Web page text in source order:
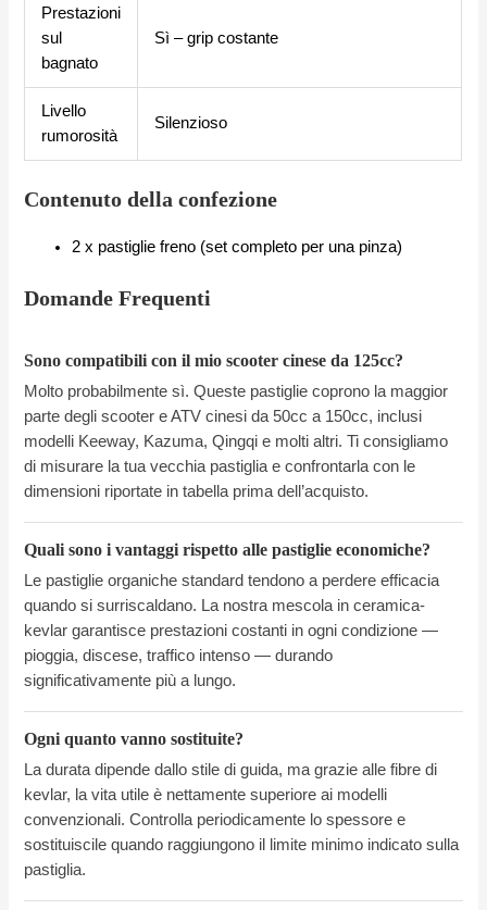
Prestazioni
sul
bagnato
Sì – grip costante
Livello
rumorosità
Silenzioso
Contenuto della confezione
2 x pastiglie freno (set completo per una pinza)
Domande Frequenti
Sono compatibili con il mio scooter cinese da 125cc?
Molto probabilmente sì. Queste pastiglie coprono la maggior
parte degli scooter e ATV cinesi da 50cc a 150cc, inclusi
modelli Keeway, Kazuma, Qingqi e molti altri. Ti consigliamo
di misurare la tua vecchia pastiglia e confrontarla con le
dimensioni riportate in tabella prima dell’acquisto.
Quali sono i vantaggi rispetto alle pastiglie economiche?
Le pastiglie organiche standard tendono a perdere efficacia
quando si surriscaldano. La nostra mescola in ceramica-
kevlar garantisce prestazioni costanti in ogni condizione —
pioggia, discese, traffico intenso — durando
significativamente più a lungo.
Ogni quanto vanno sostituite?
La durata dipende dallo stile di guida, ma grazie alle fibre di
kevlar, la vita utile è nettamente superiore ai modelli
convenzionali. Controlla periodicamente lo spessore e
sostituiscile quando raggiungono il limite minimo indicato sulla
pastiglia.